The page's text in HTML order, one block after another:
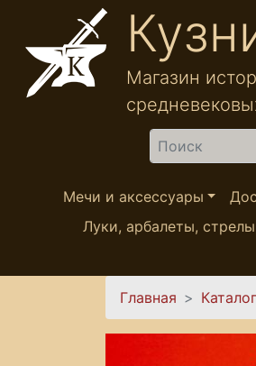
Перейти к основному содержанию
Магазин
Найти
Мечи и аксессуары
Луки, арбалеты, стрелы
Вы здесь
Главная Каталог